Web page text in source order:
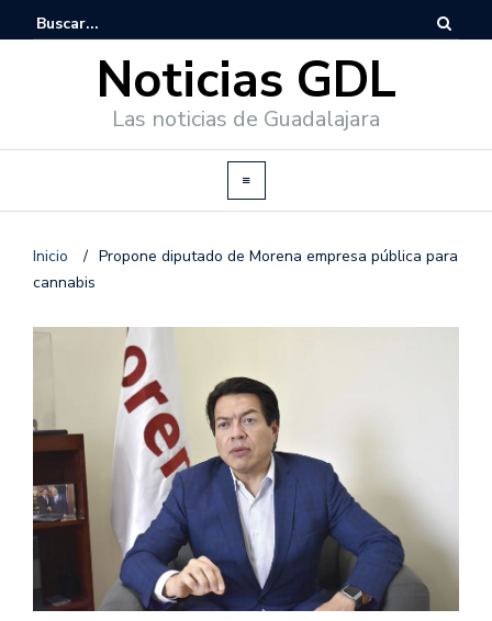
Noticias GDL
Las noticias de Guadalajara
Inicio / Propone diputado de Morena empresa pública para
cannabis